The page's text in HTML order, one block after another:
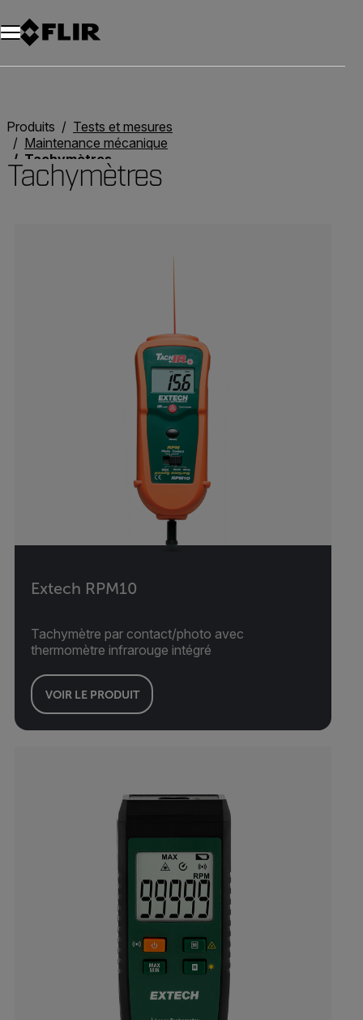
Unread messages
Modèle
Supprimer
articles
article
Ajouter au panier
Ajouté au panier
Produits
Tests et mesures
Maintenance mécanique
Tachymètres
Tachymètres
Extech RPM10
Tachymètre par contact/photo avec
thermomètre infrarouge intégré
VOIR LE PRODUIT